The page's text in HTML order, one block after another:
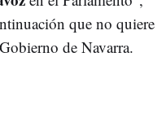
que no quiere
de Navarra.